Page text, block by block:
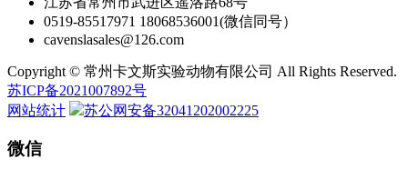
0519-85517971 18068536001(微信同号）
cavenslasales@126.com
Copyright © 常州卡文斯实验动物有限公司 All Rights Reserved.
苏ICP备2021007892号
网站统计
苏公网安备32041202002225
微信